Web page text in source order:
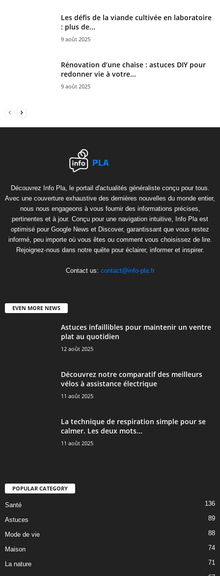
Les défis de la viande cultivée en laboratoire
: plus de...
9 août 2025
Rénovation d’une chaise : astuces DIY pour
redonner vie à votre...
9 août 2025
Découvrez Info Pla, le portail d'actualités généraliste conçu pour tous.
Avec une couverture exhaustive des dernières nouvelles du monde entier,
nous nous engageons à vous fournir des informations précises,
pertinentes et à jour. Conçu pour une navigation intuitive, Info Pla est
optimisé pour Google News et Discover, garantissant que vous restez
informé, peu importe où vous êtes ou comment vous choisissez de lire.
Rejoignez-nous dans notre quête pour éclairer, informer et inspirer.
Contact us: contact@info-pla.fr
EVEN MORE NEWS
Astuces infaillibles pour maintenir un ventre
plat au quotidien
12 août 2025
Découvrez notre comparatif des meilleurs
vélos à assistance électrique
11 août 2025
La technique de respiration simple pour se
calmer. Les deux mots...
11 août 2025
POPULAR CATEGORY
Santé 136
Astuces 89
Mode de vie 88
Maison 74
La nature 71